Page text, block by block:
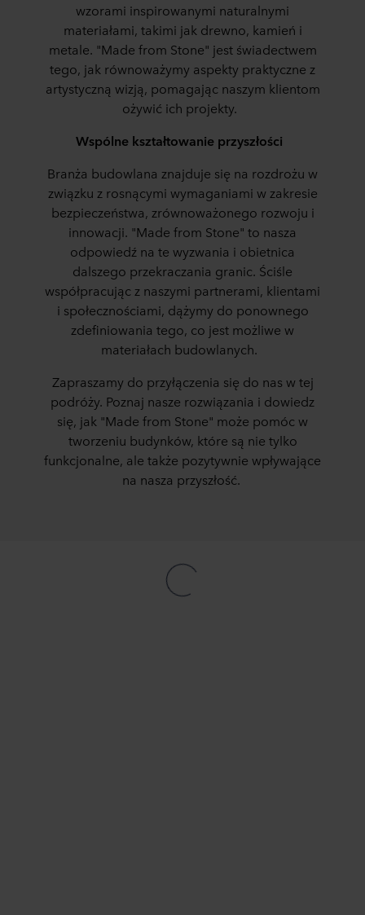
wzorami inspirowanymi naturalnymi
materiałami, takimi jak drewno, kamień i
metale. "Made from Stone" jest świadectwem
tego, jak równoważymy aspekty praktyczne z
artystyczną wizją, pomagając naszym klientom
ożywić ich projekty.
Wspólne kształtowanie przyszłości
Branża budowlana znajduje się na rozdrożu w
związku zrosnącymi wymaganiami w zakresie
bezpieczeństwa, zrównoważonego rozwoju i
innowacji. "Made from Stone" to nasza
odpowiedź na te wyzwania i obietnica
dalszego przekraczania granic. Ściśle
współpracując z naszymi partnerami, klientami
i społecznościami, dążymy do ponownego
zdefiniowania tego, co jest możliwe w
materiałach budowlanych.
Zapraszamy do przyłączenia się do nas w tej
podróży. Poznaj nasze rozwiązania i dowiedz
się, jak "Made from Stone" może pomóc w
tworzeniu budynków, które są nie tylko
funkcjonalne, ale także pozytywnie wpływające
na nasza przyszłość.